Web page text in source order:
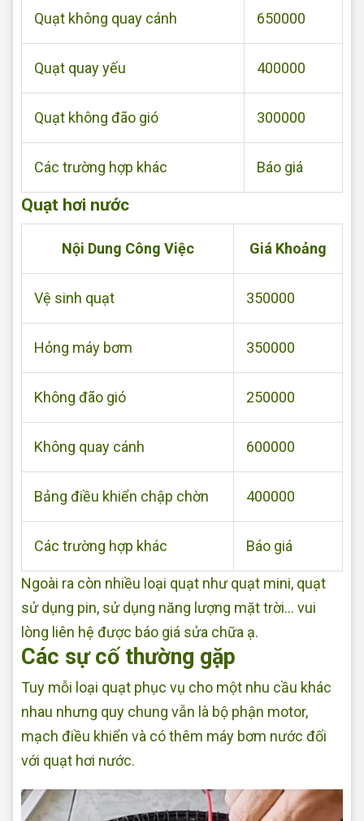
Quạt không quay cánh 650000
Quạt quay yếu 400000
Quạt không đão gió 300000
Các trường hợp khác Báo giá
Quạt hơi nước
Nội Dung Công Việc Giá Khoảng
Vệ sinh quạt 350000
Hỏng máy bơm 350000
Không đão gió 250000
Không quay cánh 600000
Bảng điều khiển chập chờn 400000
Các trường hợp khác Báo giá
Ngoài ra còn nhiều loại quạt như quạt mini, quạt
sử dụng pin, sử dụng năng lượng mặt trời... vui
lòng liên hệ được báo giá sửa chữa ạ.
Các sự cố thường gặp
Tuy mỗi loại quạt phục vụ cho một nhu cầu khác
nhau nhưng quy chung vẫn là bộ phận motor,
mạch điều khiển và có thêm máy bơm nước đối
với quạt hơi nước.